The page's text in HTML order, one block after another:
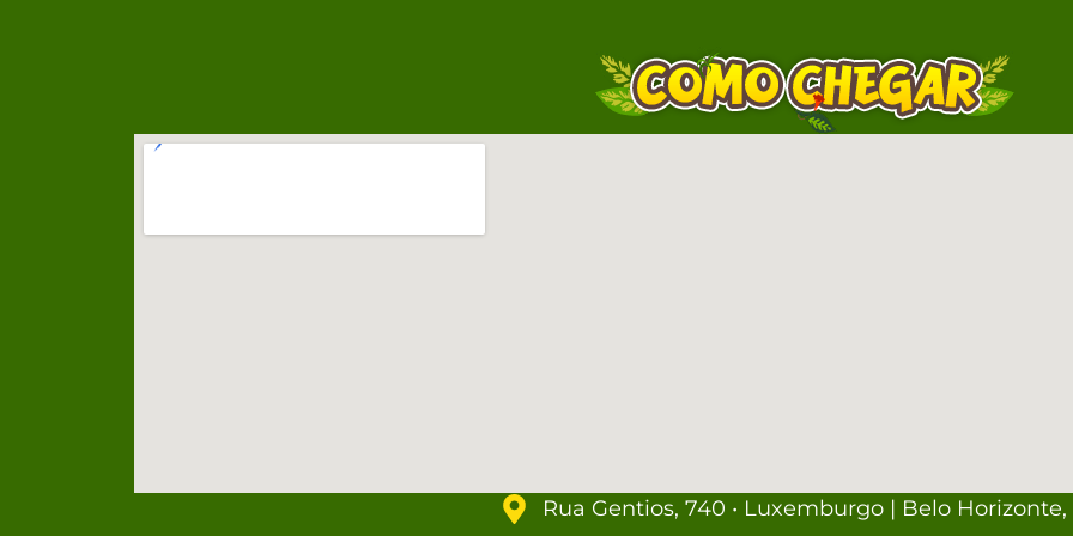
Rua Gentios, 740 • Luxemburgo | Belo Horizonte,